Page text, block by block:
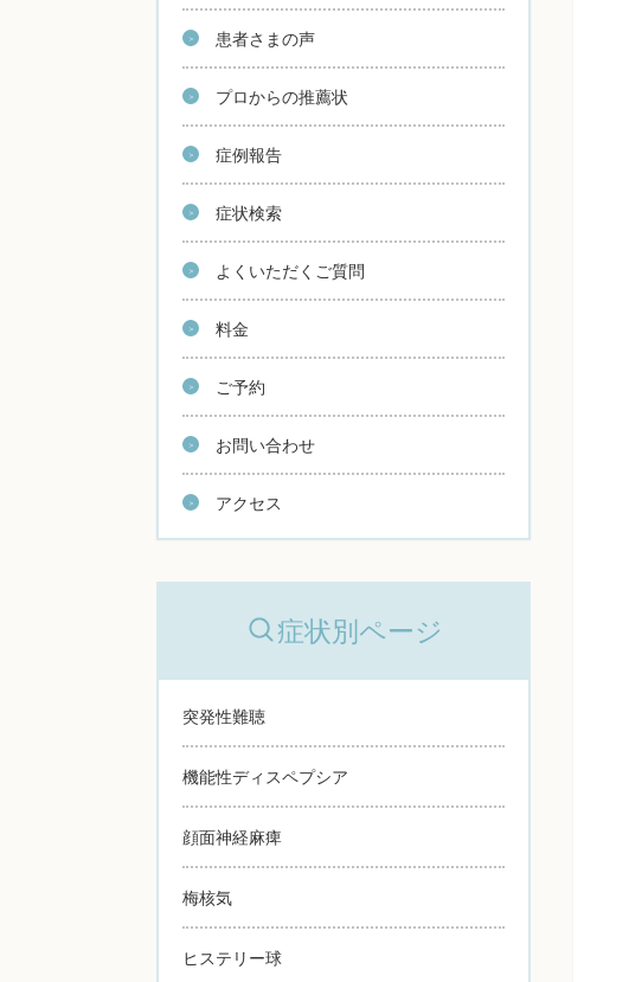
患者さまの声
プロからの推薦状
症例報告
症状検索
よくいただくご質問
料金
ご予約
お問い合わせ
アクセス
症状別ページ
突発性難聴
機能性ディスペプシア
顔面神経麻痺
梅核気
ヒステリー球